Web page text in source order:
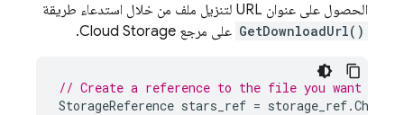
الحصول على عنوان URL لتنزيل ملف من خلال استدعاء طريقة
GetDownloadUrl() على مرجع Cloud Storage
.
// Create a reference to the file you want to
StorageReference stars_ref = storage_ref.Child